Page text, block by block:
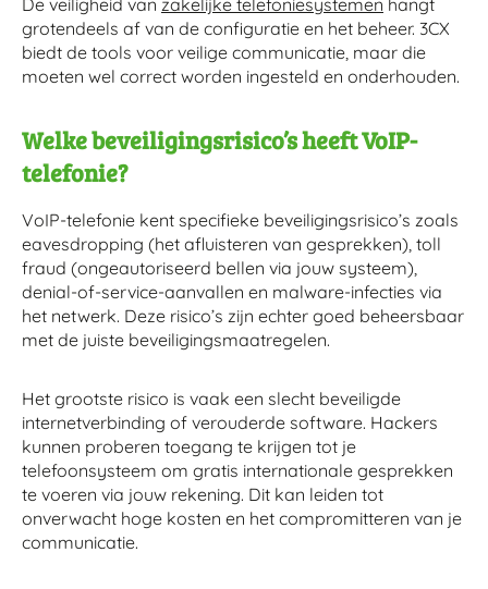
De veiligheid van zakelijke telefoniesystemen hangt
grotendeels af van de configuratie en het beheer. 3CX
biedt de tools voor veilige communicatie, maar die
moeten wel correct worden ingesteld en onderhouden.
Welke beveiligingsrisico’s heeft VoIP-
telefonie?
VoIP-telefonie kent specifieke beveiligingsrisico’s zoals
eavesdropping (het afluisteren van gesprekken), toll
fraud (ongeautoriseerd bellen via jouw systeem),
denial-of-service-aanvallen en malware-infecties via
het netwerk. Deze risico’s zijn echter goed beheersbaar
met de juiste beveiligingsmaatregelen.
Het grootste risico is vaak een slecht beveiligde
internetverbinding of verouderde software. Hackers
kunnen proberen toegang te krijgen tot je
telefoonsysteem om gratis internationale gesprekken
te voeren via jouw rekening. Dit kan leiden tot
onverwacht hoge kosten en het compromitteren van je
communicatie.